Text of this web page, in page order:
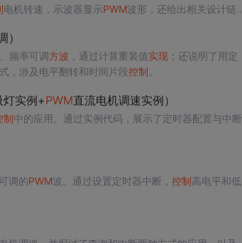
电机转速，示波器显示PWM波形，还给出相关设计链
频率可调方波 ，通过计算重装值实现；还说明了用定
，涉及电平翻转和时间片段控制
灯实例+PWM直流电机调速实例）
制中的应用。通过实例代码，展示了定时器配置与中断
调的PWM波。通过设置定时器中断， 控制高电平和低